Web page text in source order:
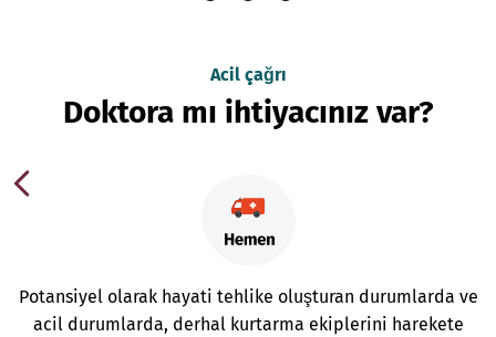
Acil çağrı
Doktora mı ihtiyacınız var?
Potansiyel olarak hayati tehlike oluşturan durumlarda ve
acil durumlarda, derhal kurtarma ekiplerini harekete